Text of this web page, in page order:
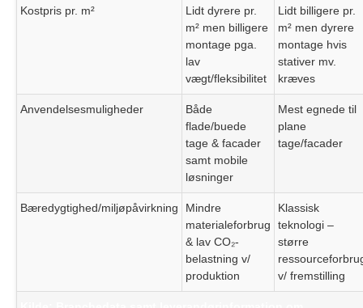
Kostpris pr. m²
Lidt dyrere pr.
m² men billigere
montage pga.
lav
vægt/fleksibilitet
Lidt billigere pr.
m² men dyrere
montage hvis
stativer mv.
kræves
Anvendelsesmuligheder
Både
flade/buede
tage & facader
samt mobile
løsninger
Mest egnede til
plane
tage/facader
Bæredygtighed/miljøpåvirkning
Mindre
materialeforbrug
& lav CO₂-
belastning v/
produktion
Klassisk
teknologi –
større
v/ fremstilling